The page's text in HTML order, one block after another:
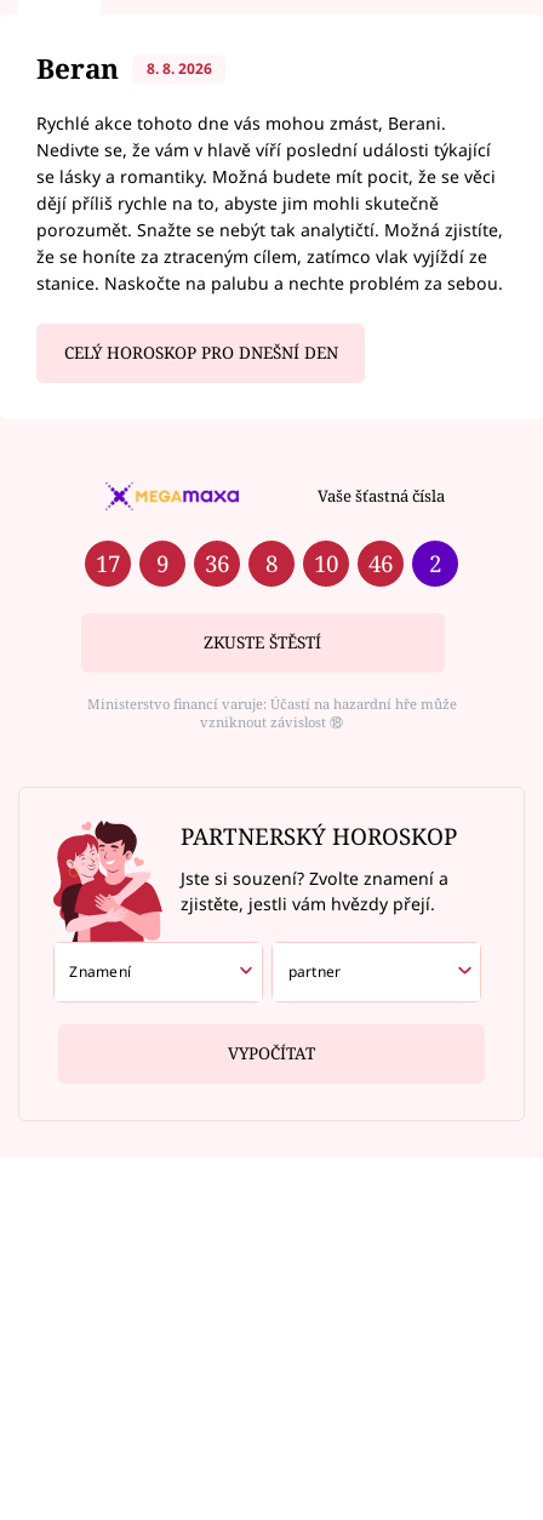
Beran 8. 8. 2026
Rychlé akce tohoto dne vás mohou zmást, Berani.
Nedivte se, že vám v hlavě víří poslední události týkající
se lásky a romantiky. Možná budete mít pocit, že se věci
dějí příliš rychle na to, abyste jim mohli skutečně
porozumět. Snažte se nebýt tak analytičtí. Možná zjistíte,
že se honíte za ztraceným cílem, zatímco vlak vyjíždí ze
stanice. Naskočte na palubu a nechte problém za sebou.
CELÝ HOROSKOP PRO DNEŠNÍ DEN
Vaše šťastná čísla
17 9 36 8 10 46 2
ZKUSTE ŠTĚSTÍ
Ministerstvo financí varuje: Účastí na hazardní hře může
vzniknout závislost ⑱
PARTNERSKÝ HOROSKOP
Jste si souzení? Zvolte znamení a
zjistěte, jestli vám hvězdy přejí.
VYPOČÍTAT